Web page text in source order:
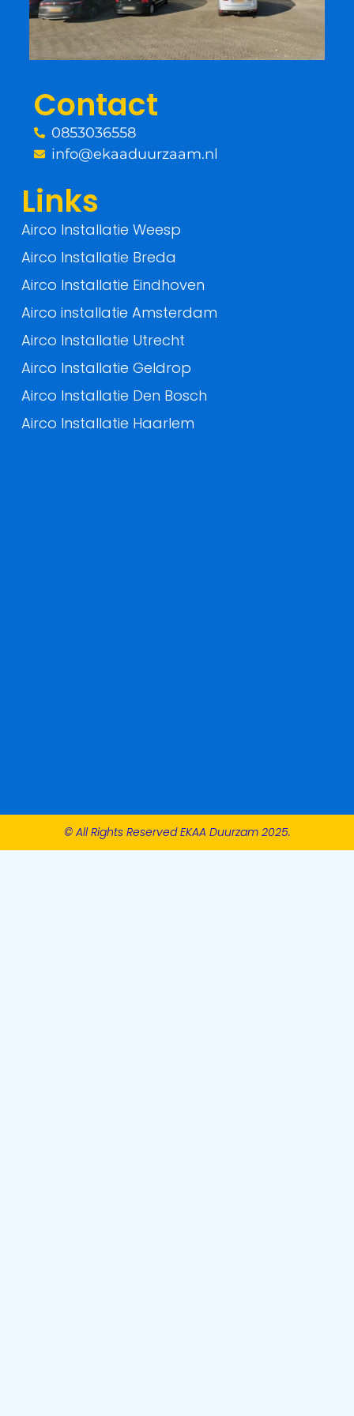
o
k
-
e
Contact
0853036558
info@ekaaduurzaam.nl
Links
Airco Installatie Weesp
Airco Installatie Breda
Airco Installatie Eindhoven
Airco installatie Amsterdam
Airco Installatie Utrecht
Airco Installatie Geldrop
Airco Installatie Den Bosch
Airco Installatie Haarlem
© All Rights Reserved EKAA Duurzam 2025.